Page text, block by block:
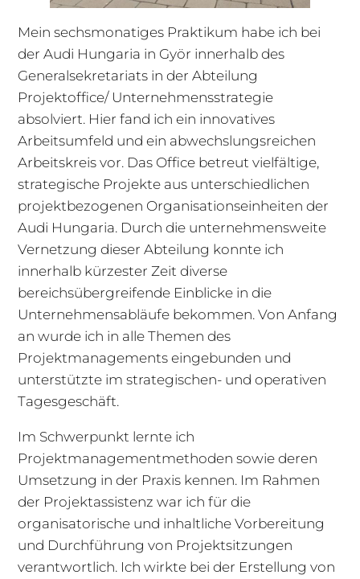
Mein sechsmonatiges Praktikum habe ich bei
der Audi Hungaria in Györ innerhalb des
Generalsekretariats in der Abteilung
Projektoffice/ Unternehmensstrategie
absolviert. Hier fand ich ein innovatives
Arbeitsumfeld und ein abwechslungsreichen
Arbeitskreis vor. Das Office betreut vielfältige,
strategische Projekte aus unterschiedlichen
projektbezogenen Organisationseinheiten der
Audi Hungaria. Durch die unternehmensweite
Vernetzung dieser Abteilung konnte ich
innerhalb kürzester Zeit diverse
bereichsübergreifende Einblicke in die
Unternehmensabläufe bekommen. Von Anfang
an wurde ich in alle Themen des
Projektmanagements eingebunden und
unterstützte im strategischen- und operativen
Tagesgeschäft.
Im Schwerpunkt lernte ich
Projektmanagementmethoden sowie deren
Umsetzung in der Praxis kennen. Im Rahmen
der Projektassistenz war ich für die
organisatorische und inhaltliche Vorbereitung
und Durchführung von Projektsitzungen
verantwortlich. Ich wirkte bei der Erstellung von